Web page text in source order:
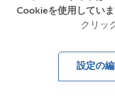
Your partner in
Cookieを使用していま
クリッ
設定の